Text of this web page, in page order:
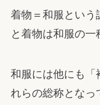
着物＝和服という
と着物は和服の一
和服には他にも「
れらの総称となっ